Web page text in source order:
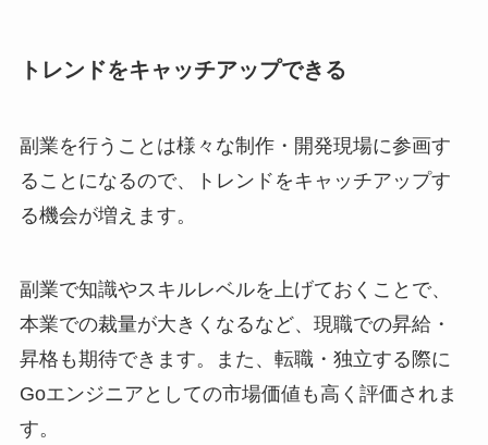
トレンドをキャッチアップできる
副業を行うことは様々な制作・開発現場に参画す
ることになるので、トレンドをキャッチアップす
る機会が増えます。
副業で知識やスキルレベルを上げておくことで、
本業での裁量が大きくなるなど、現職での昇給・
昇格も期待できます。また、転職・独立する際に
Goエンジニアとしての市場価値も高く評価されま
す。